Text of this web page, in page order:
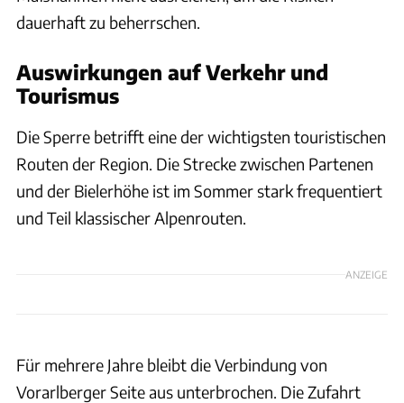
dauerhaft zu beherrschen.
Auswirkungen auf Verkehr und
Tourismus
Die Sperre betrifft eine der wichtigsten touristischen
Routen der Region. Die Strecke zwischen Partenen
und der Bielerhöhe ist im Sommer stark frequentiert
und Teil klassischer Alpenrouten.
ANZEIGE
Für mehrere Jahre bleibt die Verbindung von
Vorarlberger Seite aus unterbrochen. Die Zufahrt